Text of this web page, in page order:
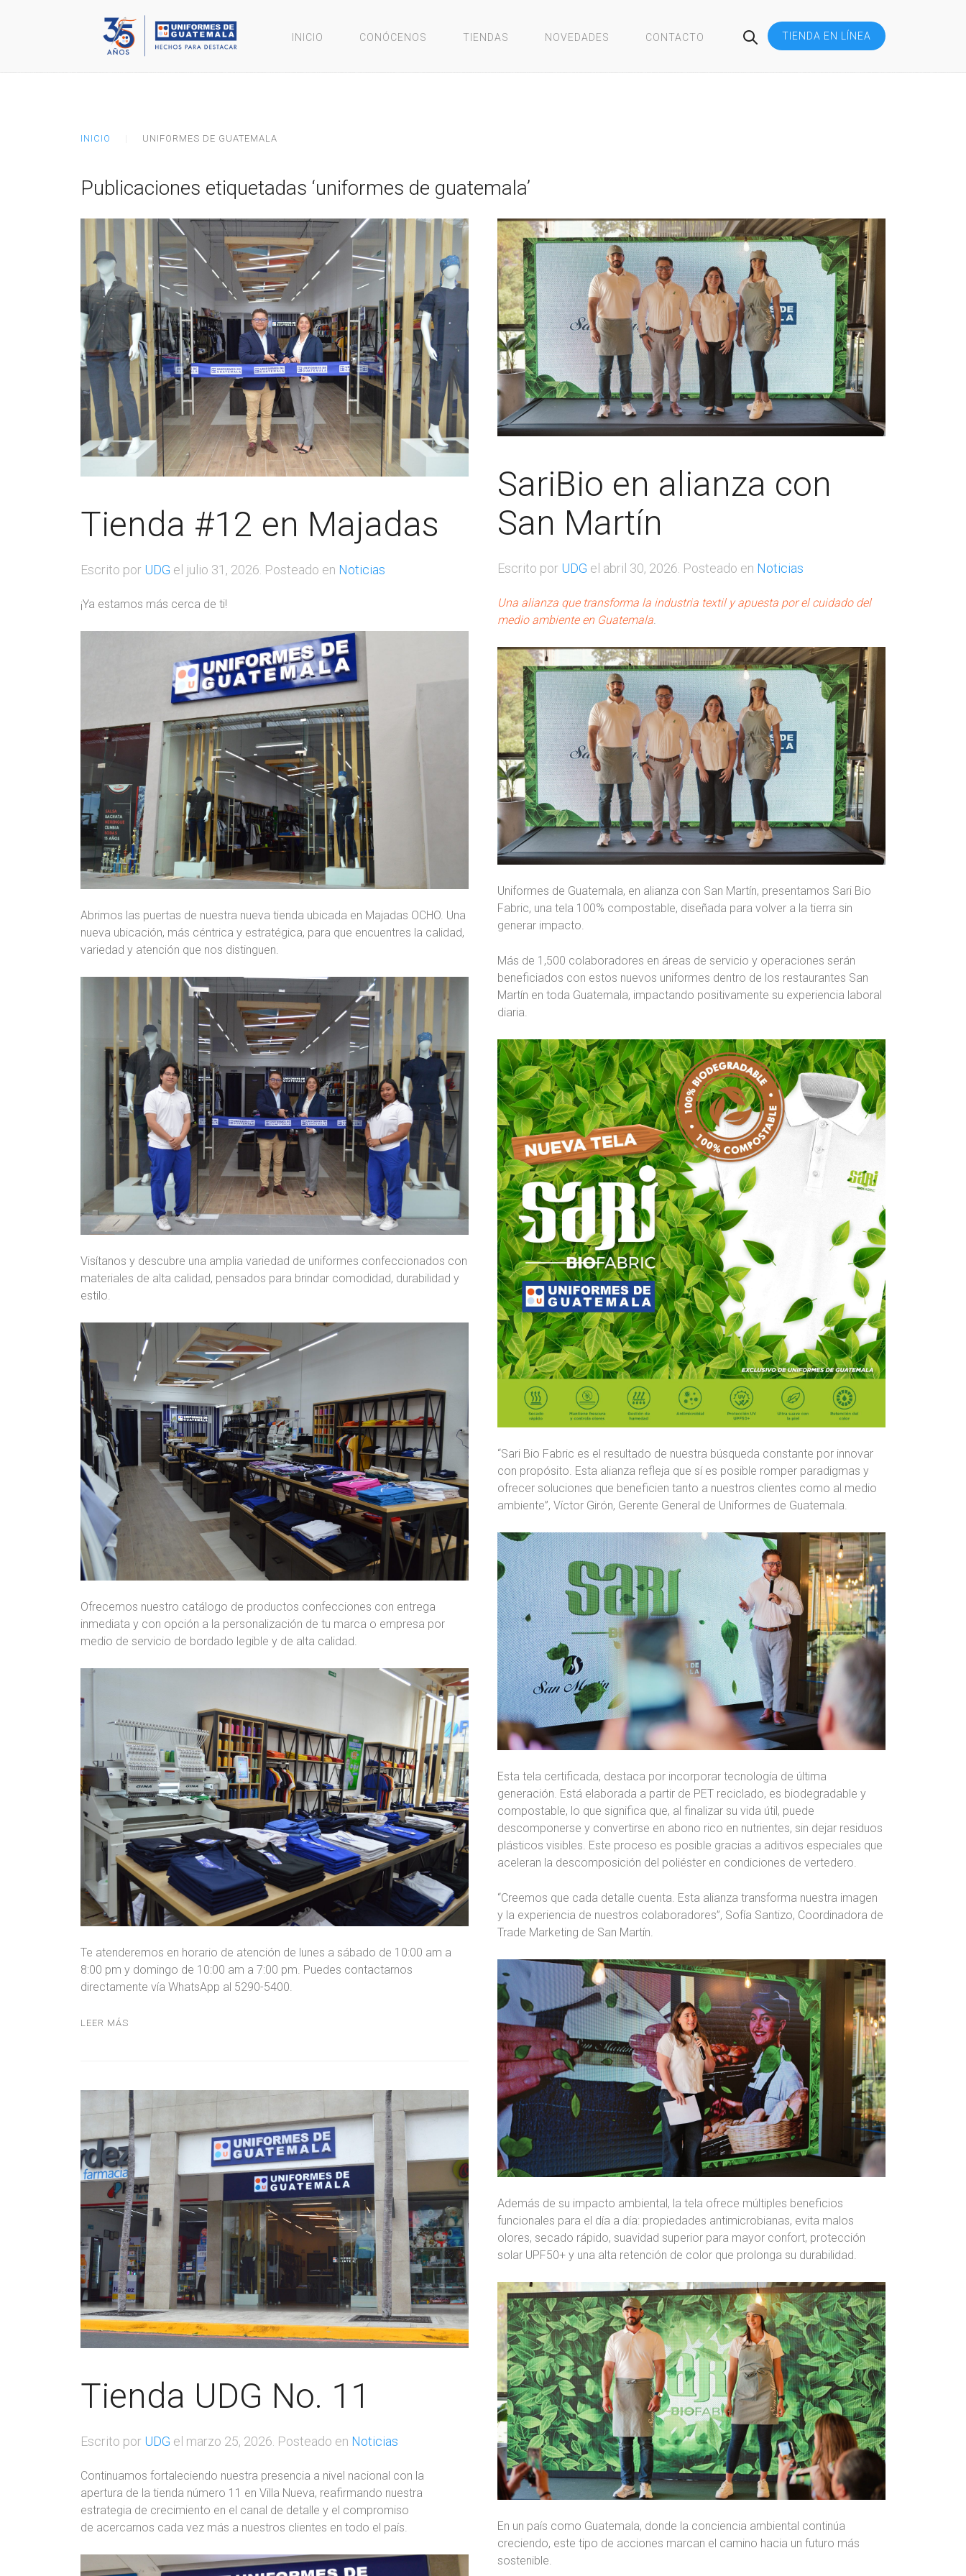
INICIO CONÓCENOS TIENDAS NOVEDADES CONTACTO TIENDA EN LÍNEA
INICIO UNIFORMES DE GUATEMALA
Publicaciones etiquetadas ‘uniformes de guatemala’
Tienda #12 en Majadas
Escrito por UDG el julio 31, 2026. Posteado en Noticias
¡Ya estamos más cerca de ti!
Abrimos las puertas de nuestra nueva tienda ubicada en Majadas OCHO. Una
nueva ubicación, más céntrica y estratégica, para que encuentres la calidad,
variedad y atención que nos distinguen.
Visítanos y descubre una amplia variedad de uniformes confeccionados con
materiales de alta calidad, pensados para brindar comodidad, durabilidad y
estilo.
Ofrecemos nuestro catálogo de productos confecciones con entrega
inmediata y con opción a la personalización de tu marca o empresa por
medio de servicio de bordado legible y de alta calidad.
Te atenderemos en horario de atención de lunes a sábado de 10:00 am a
8:00 pm y domingo de 10:00 am a 7:00 pm. Puedes contactarnos
directamente vía WhatsApp al 5290-5400.
LEER MÁS
Tienda UDG No. 11
Escrito por UDG el marzo 25, 2026 . Posteado en Noticias
Continuamos fortaleciendo nuestra presencia a nivel nacional con la
apertura de la tienda número 11 en Villa Nueva, reafirmando nuestra
estrategia de crecimiento en el canal de detalle y el compromiso
de acercarnos cada vez más a nuestros clientes en todo el país.
SariBio en alianza con
San Martín
Escrito por UDG el abril 30, 2026 . Posteado en Noticias
Una alianza que transforma la industria textil y apuesta por el cuidado del
medio ambiente en Guatemala.
Uniformes de Guatemala, en alianza con San Martín, presentamos Sari Bio
Fabric, una tela 100% compostable, diseñada para volver a la tierra sin
generar impacto.
Más de 1,500 colaboradores en áreas de servicio y operaciones serán
beneficiados con estos nuevos uniformes dentro de los restaurantes San
Martín en toda Guatemala, impactando positivamente su experiencia laboral
diaria.
“Sari Bio Fabric es el resultado de nuestra búsqueda constante por innovar
con propósito. Esta alianza refleja que sí es posible romper paradigmas y
ofrecer soluciones que beneficien tanto a nuestros clientes como al medio
ambiente”, Víctor Girón, Gerente General de Uniformes de Guatemala.
Esta tela certificada, destaca por incorporar tecnología de última
generación. Está elaborada a partir de PET reciclado, es biodegradable y
compostable, lo que significa que, al finalizar su vida útil, puede
descomponerse y convertirse en abono rico en nutrientes, sin dejar residuos
plásticos visibles. Este proceso es posible gracias a aditivos especiales que
aceleran la descomposición del poliéster en condiciones de vertedero.
“Creemos que cada detalle cuenta. Esta alianza transforma nuestra imagen
y la experiencia de nuestros colaboradores”, Sofía Santizo, Coordinadora de
Trade Marketing de San Martín.
Además de su impacto ambiental, la tela ofrece múltiples beneficios
funcionales para el día a día: propiedades antimicrobianas, evita malos
olores, secado rápido, suavidad superior para mayor confort, protección
solar UPF50+ y una alta retención de color que prolonga su durabilidad.
En un país como Guatemala, donde la conciencia ambiental continúa
creciendo, este tipo de acciones marcan el camino hacia un futuro más
sostenible.